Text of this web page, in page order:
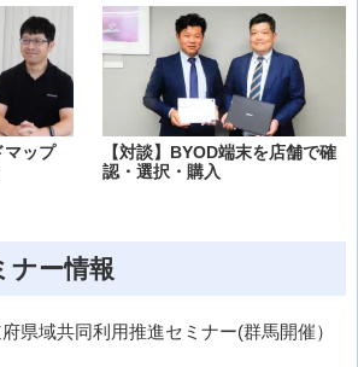
マップ
【対談】BYOD端末を店舗で確
認・選択・購入
ナー情報
県域共同利用推進セミナー(群馬開催）